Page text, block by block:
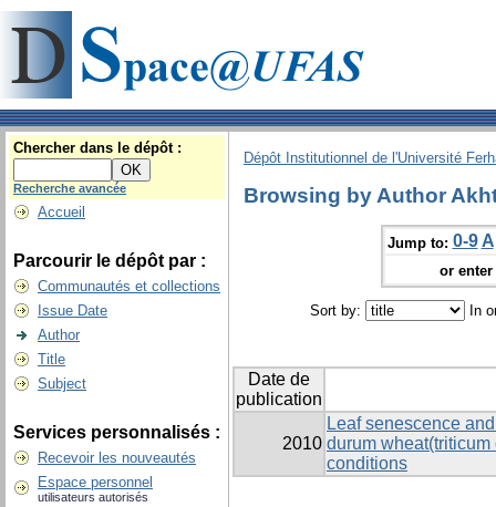
Chercher dans le dépôt :
Recherche avancée
Accueil
Parcourir le dépôt par :
Communautés et collections
Issue Date
Author
Title
Subject
Services personnalisés :
Recevoir les nouveautés
Espace personnel
utilisateurs autorisés
Dépôt Institutionnel de l'Université
Browsing by Author
Jump to: 0-9 A
or
Sort by: In
Date de
publication
2010
Leaf senescence
durum
conditions